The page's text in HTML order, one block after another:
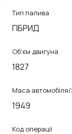
Тип палива
ГІБРИД
Об'єм двигуна
1827
Маса
1949
Код операції